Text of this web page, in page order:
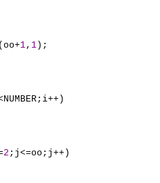
1, 1 );
2 ;j<=oo;j++)